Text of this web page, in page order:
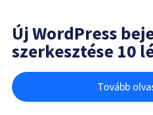
Új WordPress
szerkesztése 10
Tovább